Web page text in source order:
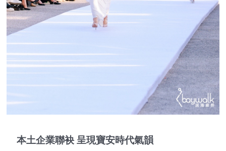
本土企業聯袂 呈現寶安時代氣韻